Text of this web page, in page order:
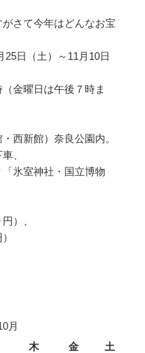
さて今年はどんなお宝
日（土）～11月10日
金曜日は午後７時ま
西新館）奈良公園内。
、
氷室神社・国立博物
）、
月
木 金 土